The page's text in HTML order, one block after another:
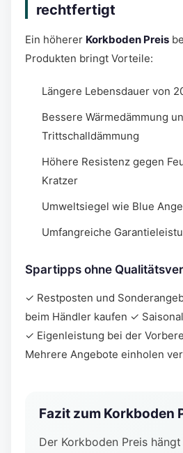
rechtfertigt
Ein höherer Korkboden Preis
Produkten bringt Vorteile:
Längere Lebensdauer von
Bessere Wärmedämmung
Trittschalldämmung
Höhere Resistenz gegen
Kratzer
Umweltsiegel wie Blue
Umfangreiche
Spartipps ohne
✓ Restposten und
beim Händler kaufen ✓
✓ Eigenleistung bei der
Mehrere Angebote einholen
Fazit zum Korkboden
Der Korkboden Preis